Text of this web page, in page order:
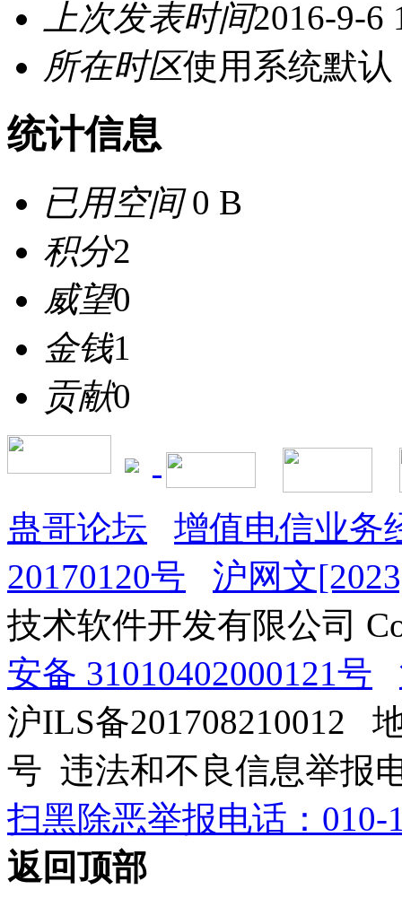
上次发表时间2016-9-6
所在时区使用系统默认
统计信息
已用空间0 B
积分2
威望0
金钱1
贡献0
蛊哥论坛
增值电信业务
20170120号
沪网文
技术软件开发有限公司
安备 31010402000121号
沪ILS备201708210012
号 违法和不良信息举报
扫黑除恶举报电话：010-
返回顶部